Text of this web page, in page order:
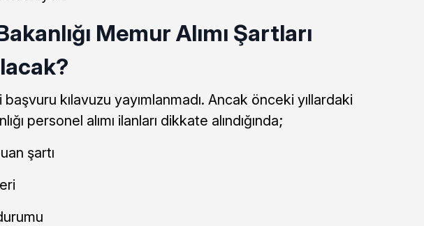
Memur Alımı Şartları
kılavuzu yayımlanmadı. Ancak önceki yıllardaki
personel alımı ilanları dikkate alındığında;
şartı